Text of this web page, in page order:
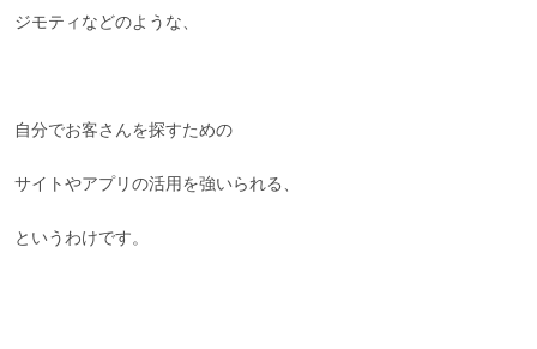
ジモティなどのような、
自分でお客さんを探すための
サイトやアプリの活用を強いられる、
というわけです。